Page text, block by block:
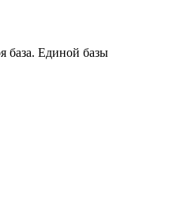
база. Единой базы